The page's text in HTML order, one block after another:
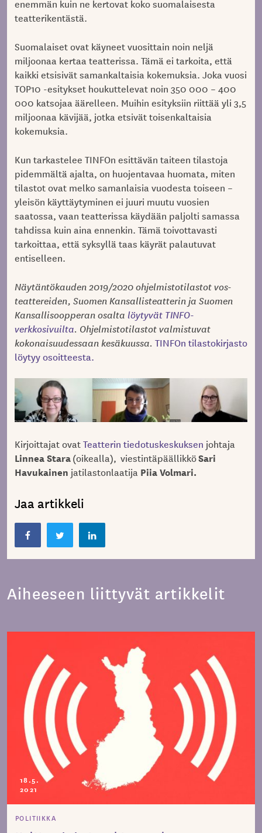
enemmän kuin ne kertovat koko suomalaisesta
teatterikentästä.
Suomalaiset ovat käyneet vuosittain noin neljä
miljoonaa kertaa teatterissa. Tämä ei tarkoita, että
kaikki etsisivät samankaltaisia kokemuksia. Joka vuosi
TOP10 -esitykset houkuttelevat noin 350 000 – 400
000 katsojaa äärelleen. Muihin esityksiin riittää yli 3,5
miljoonaa kävijää, jotka etsivät toisenkaltaisia
kokemuksia.
Kun tarkastelee TINFOn esittävän taiteen tilastoja
pidemmältä ajalta, on huojentavaa huomata, miten
tilastot ovat melko samanlaisia vuodesta toiseen –
yleisön käyttäytyminen ei juuri muutu vuosien
saatossa, vaan teatterissa käydään paljolti samassa
tahdissa kuin aina ennenkin. Tämä toivottavasti
tarkoittaa, että syksyllä taas käyrät palautuvat
entiselleen.
Näytäntökauden 2019/2020 ohjelmistotilastot vos-
teattereiden, Suomen Kansallisteatterin ja Suomen
Kansallisoopperan osalta löytyvät TINFO-
verkkosivuilta. Ohjelmistotilastot valmistuvat
kokonaisuudessaan kesäkuussa. TINFOn tilastokirjasto
löytyy osoitteesta.
Kirjoittajat ovatTeatterin tiedotuskeskuksen johtaja
Linnea Stara(oikealla), viestintäpäällikköSari
Havukainen jatilastonlaatija Piia Volmari.
Jaa artikkeli
Aiheeseen liittyvät artikkelit
18.5.
2021
POLITIIKKA